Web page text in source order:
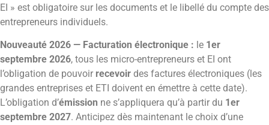
EI » est obligatoire sur les documents et le libellé du compte des
entrepreneurs individuels.
Nouveauté 2026 — Facturation électronique : le 1er
septembre 2026, tous les micro-entrepreneurs et EI ont
l’obligation de pouvoir recevoir des factures électroniques (les
grandes entreprises et ETI doivent en émettre à cette date).
L’obligation d’émission ne s’appliquera qu’à partir du 1er
septembre 2027. Anticipez dès maintenant le choix d’une